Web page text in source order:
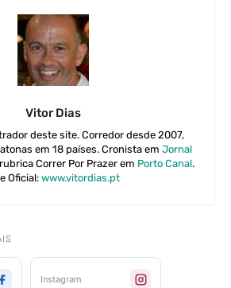
Vitor Dias
deste site. Corredor desde 2007,
em 18 países. Cronista em Jornal
Correr Por Prazer em Porto Canal.
Oficial: www.vitordias.pt
Instagram